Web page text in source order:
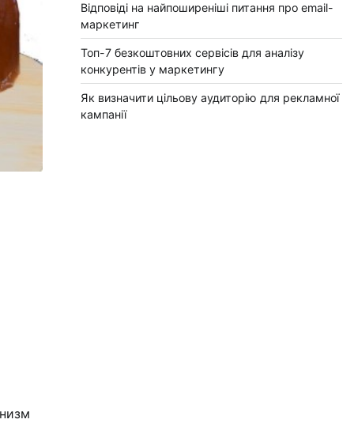
Відповіді на найпоширеніші питання про email-
маркетинг
Топ-7 безкоштовних сервісів для аналізу
конкурентів у маркетингу
Як визначити цільову аудиторію для рекламної
кампанії